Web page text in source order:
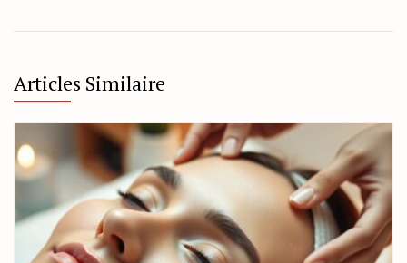
Articles Similaire